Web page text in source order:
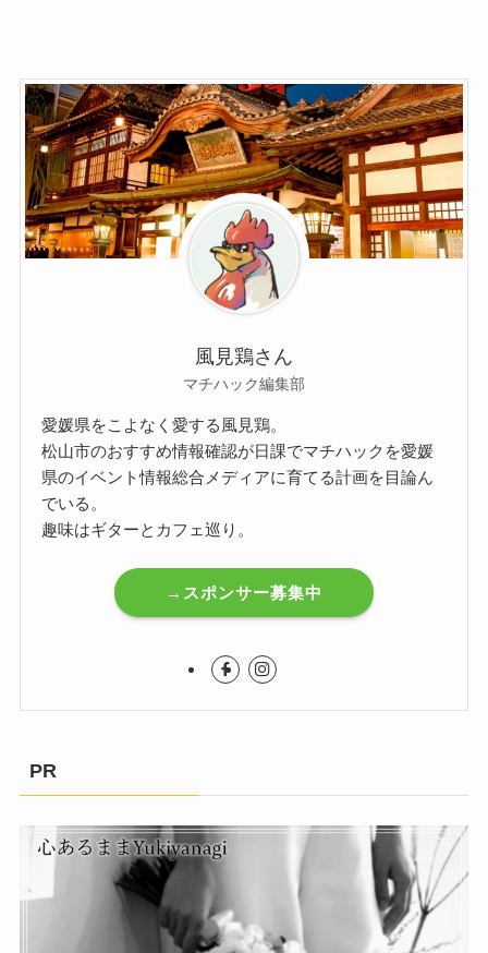
風見鶏さん
マチハック編集部
愛媛県をこよなく愛する風見鶏。
松山市のおすすめ情報確認が日課でマチハックを愛媛
県のイベント情報総合メディアに育てる計画を目論ん
でいる。
趣味はギターとカフェ巡り。
→スポンサー募集中
PR